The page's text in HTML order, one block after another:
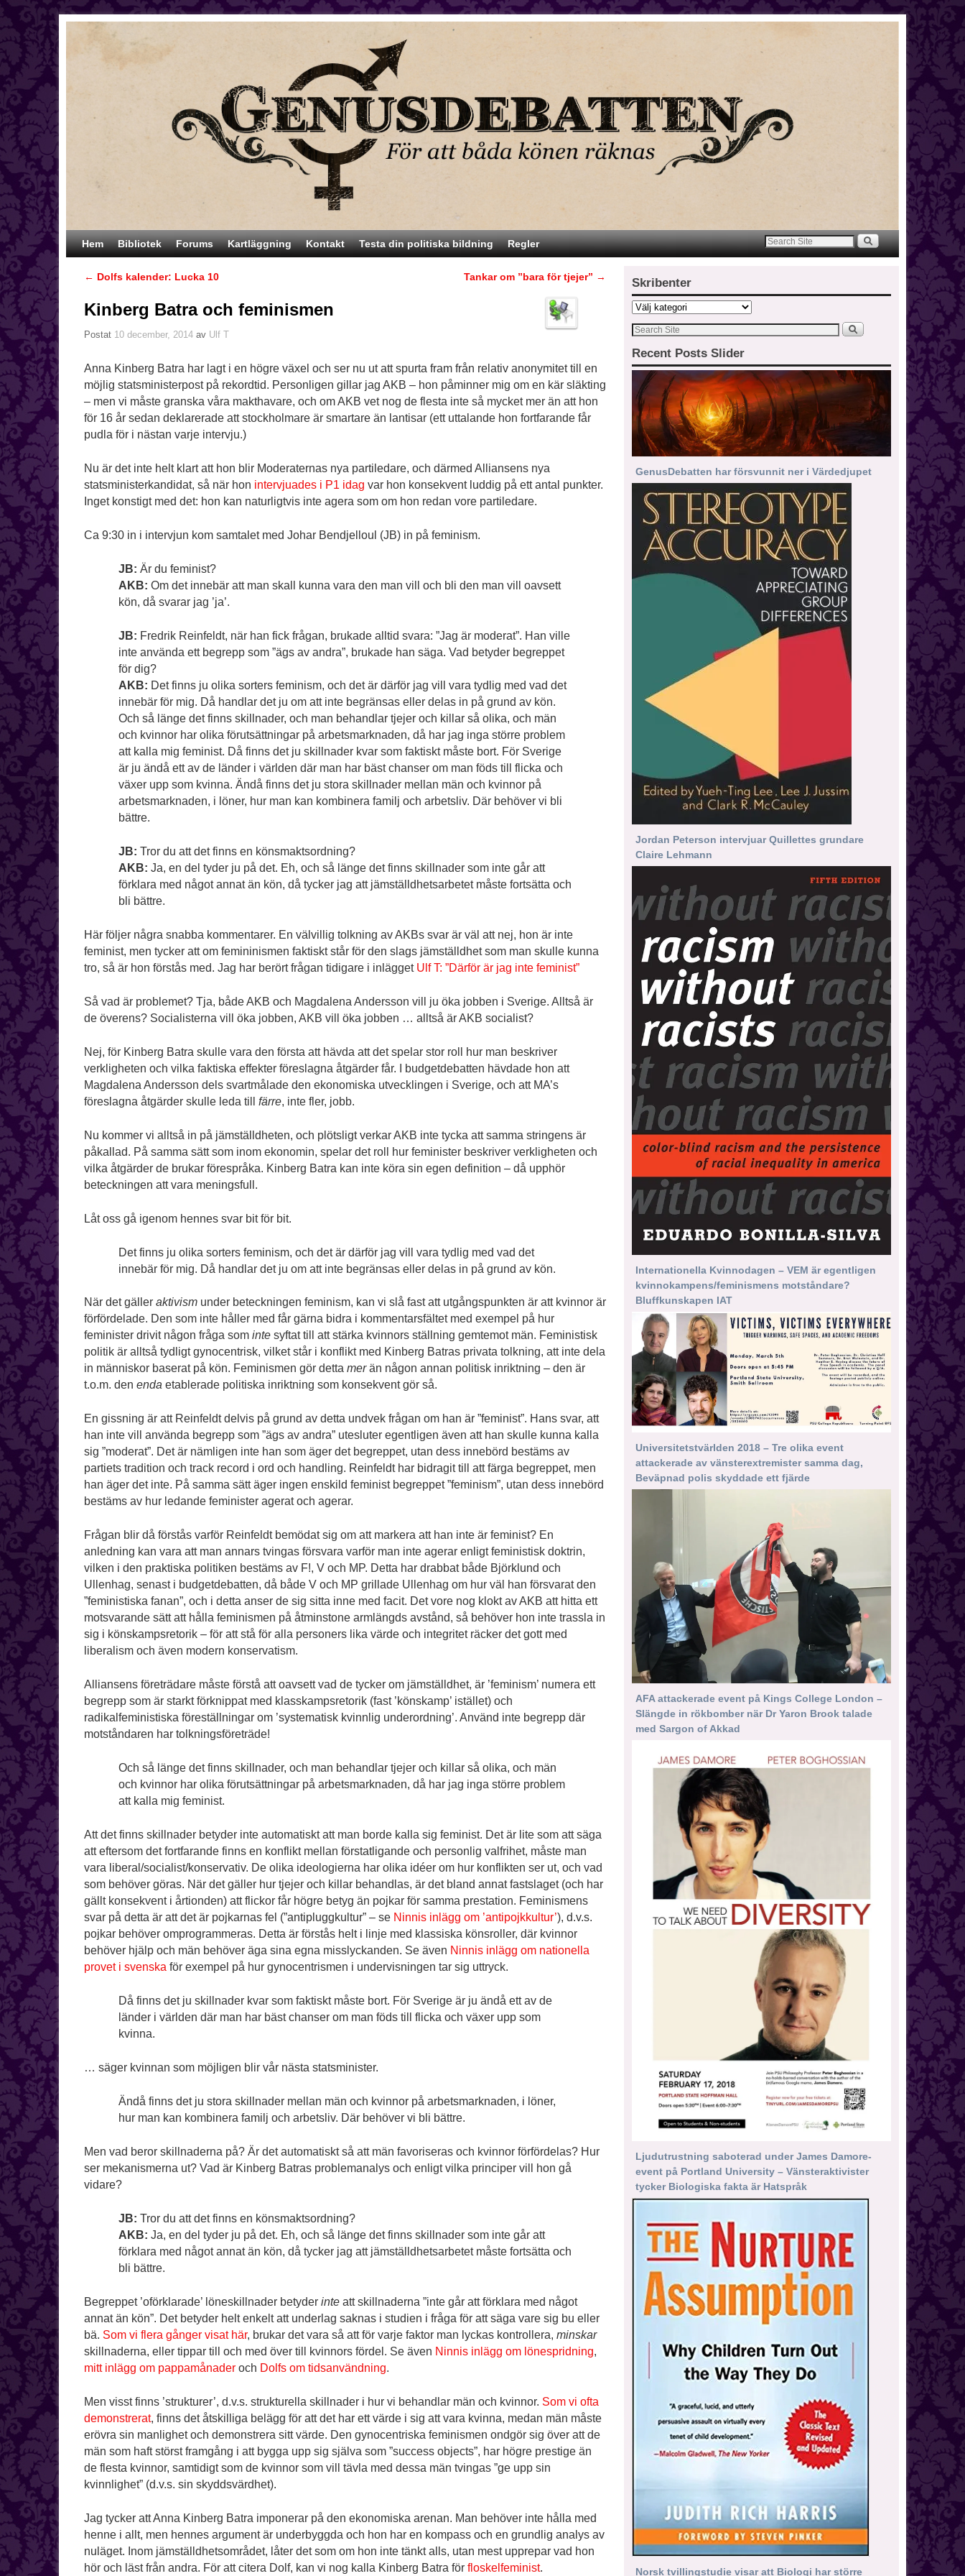
Hoppa till huvudinnehåll
Hoppa till sekundärt innehåll
Hem Bibliotek Forums Kartläggning Kontakt Testa din politiska bildning Regler
Inläggsnavigering
← Dolfs kalender: Lucka 10 Tankar om ”bara för tjejer” →
Kinberg Batra och feminismen
Postat 10 december, 2014 av Ulf T
Anna Kinberg Batra har lagt i en högre växel och ser nu ut att spurta fram från relativ anonymitet till en
möjlig statsministerpost på rekordtid. Personligen gillar jag AKB – hon påminner mig om en kär släkting
– men vi måste granska våra makthavare, och om AKB vet nog de flesta inte så mycket mer än att hon
för 16 år sedan deklarerade att stockholmare är smartare än lantisar (ett uttalande hon fortfarande får
pudla för i nästan varje intervju.)
Nu är det inte helt klart att hon blir Moderaternas nya partiledare, och därmed Alliansens nya
statsministerkandidat, så när hon intervjuades i P1 idag var hon konsekvent luddig på ett antal punkter.
Inget konstigt med det: hon kan naturligtvis inte agera som om hon redan vore partiledare.
Ca 9:30 in i intervjun kom samtalet med Johar Bendjelloul (JB) in på feminism.
JB: Är du feminist?
AKB: Om det innebär att man skall kunna vara den man vill och bli den man vill oavsett
kön, då svarar jag ’ja’.
JB: Fredrik Reinfeldt, när han fick frågan, brukade alltid svara: ”Jag är moderat”. Han ville
inte använda ett begrepp som ”ägs av andra”, brukade han säga. Vad betyder begreppet
för dig?
AKB: Det finns ju olika sorters feminism, och det är därför jag vill vara tydlig med vad det
innebär för mig. Då handlar det ju om att inte begränsas eller delas in på grund av kön.
Och så länge det finns skillnader, och man behandlar tjejer och killar så olika, och män
och kvinnor har olika förutsättningar på arbetsmarknaden, då har jag inga större problem
att kalla mig feminist. Då finns det ju skillnader kvar som faktiskt måste bort. För Sverige
är ju ändå ett av de länder i världen där man har bäst chanser om man föds till flicka och
växer upp som kvinna. Ändå finns det ju stora skillnader mellan män och kvinnor på
arbetsmarknaden, i löner, hur man kan kombinera familj och arbetsliv. Där behöver vi bli
bättre.
JB: Tror du att det finns en könsmaktsordning?
AKB: Ja, en del tyder ju på det. Eh, och så länge det finns skillnader som inte går att
förklara med något annat än kön, då tycker jag att jämställdhetsarbetet måste fortsätta och
bli bättre.
Här följer några snabba kommentarer. En välvillig tolkning av AKBs svar är väl att nej, hon är inte
feminist, men tycker att om femininismen faktiskt står för den slags jämställdhet som man skulle kunna
tro, så är hon förstås med. Jag har berört frågan tidigare i inlägget Ulf T: ”Därför är jag inte feminist”
Så vad är problemet? Tja, både AKB och Magdalena Andersson vill ju öka jobben i Sverige. Alltså är
de överens? Socialisterna vill öka jobben, AKB vill öka jobben … alltså är AKB socialist?
Nej, för Kinberg Batra skulle vara den första att hävda att det spelar stor roll hur man beskriver
verkligheten och vilka faktiska effekter föreslagna åtgärder får. I budgetdebatten hävdade hon att
Magdalena Andersson dels svartmålade den ekonomiska utvecklingen i Sverige, och att MA’s
föreslagna åtgärder skulle leda till färre, inte fler, jobb.
Nu kommer vi alltså in på jämställdheten, och plötsligt verkar AKB inte tycka att samma stringens är
påkallad. På samma sätt som inom ekonomin, spelar det roll hur feminister beskriver verkligheten och
vilka åtgärder de brukar förespråka. Kinberg Batra kan inte köra sin egen definition – då upphör
beteckningen att vara meningsfull.
Låt oss gå igenom hennes svar bit för bit.
Det finns ju olika sorters feminism, och det är därför jag vill vara tydlig med vad det
innebär för mig. Då handlar det ju om att inte begränsas eller delas in på grund av kön.
När det gäller aktivism under beteckningen feminism, kan vi slå fast att utgångspunkten är att kvinnor är
förfördelade. Den som inte håller med får gärna bidra i kommentarsfältet med exempel på hur
feminister drivit någon fråga som inte syftat till att stärka kvinnors ställning gemtemot män. Feministisk
politik är alltså tydligt gynocentrisk, vilket står i konflikt med Kinberg Batras privata tolkning, att inte dela
in människor baserat på kön. Feminismen gör detta merän någon annan politisk inriktning – den är
t.o.m. den enda etablerade politiska inriktning som konsekvent gör så.
En gissning är att Reinfeldt delvis på grund av detta undvek frågan om han är ”feminist”. Hans svar, att
han inte vill använda begrepp som ”ägs av andra” utesluter egentligen även att han skulle kunna kalla
sig ”moderat”. Det är nämligen inte han som äger det begreppet, utan dess innebörd bestäms av
partiets tradition och track record i ord och handling. Reinfeldt har bidragit till att färga begreppet, men
han äger det inte. På samma sätt äger ingen enskild feminist begreppet ”feminism”, utan dess innebörd
bestäms av hur ledande feminister agerat och agerar.
Frågan blir då förstås varför Reinfeldt bemödat sig om att markera att han inte är feminist? En
anledning kan vara att man annars tvingas försvara varför man inte agerar enligt feministisk doktrin,
vilken i den praktiska politiken bestäms av F!, V och MP. Detta har drabbat både Björklund och
Ullenhag, senast i budgetdebatten, då både V och MP grillade Ullenhag om hur väl han försvarat den
”feministiska fanan”, och i detta anser de sig sitta inne med facit. Det vore nog klokt av AKB att hitta ett
motsvarande sätt att hålla feminismen på åtminstone armlängds avstånd, så behöver hon inte trassla in
sig i könskampsretorik – för att stå för alla personers lika värde och integritet räcker det gott med
liberalism och även modern konservatism.
Alliansens företrädare måste förstå att oavsett vad de tycker om jämställdhet, är ’feminism’ numera ett
begrepp som är starkt förknippat med klasskampsretorik (fast ’könskamp’ istället) och
radikalfeministiska föreställningar om ’systematisk kvinnlig underordning’. Använd inte begrepp där
motståndaren har tolkningsföreträde!
Och så länge det finns skillnader, och man behandlar tjejer och killar så olika, och män
och kvinnor har olika förutsättningar på arbetsmarknaden, då har jag inga större problem
att kalla mig feminist.
Att det finns skillnader betyder inte automatiskt att man borde kalla sig feminist. Det är lite som att säga
att eftersom det fortfarande finns en konflikt mellan förstatligande och personlig valfrihet, måste man
vara liberal/socialist/konservativ. De olika ideologierna har olika idéer om hur konflikten ser ut, och vad
som behöver göras. När det gäller hur tjejer och killar behandlas, är det bland annat fastslaget (och har
gällt konsekvent i årtionden) att flickor får högre betyg än pojkar för samma prestation. Feminismens
svar på detta är att det är pojkarnas fel (”antipluggkultur” – se Ninnis inlägg om ’antipojkkultur’), d.v.s.
pojkar behöver omprogrammeras. Detta är förstås helt i linje med klassiska könsroller, där kvinnor
behöver hjälp och män behöver äga sina egna misslyckanden. Se även Ninnis inlägg om nationella
provet i svenska för exempel på hur gynocentrismen i undervisningen tar sig uttryck.
Då finns det ju skillnader kvar som faktiskt måste bort. För Sverige är ju ändå ett av de
länder i världen där man har bäst chanser om man föds till flicka och växer upp som
kvinna.
… säger kvinnan som möjligen blir vår nästa statsminister.
Ändå finns det ju stora skillnader mellan män och kvinnor på arbetsmarknaden, i löner,
hur man kan kombinera familj och arbetsliv. Där behöver vi bli bättre.
Men vad beror skillnaderna på? Är det automatiskt så att män favoriseras och kvinnor förfördelas? Hur
ser mekanismerna ut? Vad är Kinberg Batras problemanalys och enligt vilka principer vill hon gå
vidare?
JB: Tror du att det finns en könsmaktsordning?
AKB: Ja, en del tyder ju på det. Eh, och så länge det finns skillnader som inte går att
förklara med något annat än kön, då tycker jag att jämställdhetsarbetet måste fortsätta och
bli bättre.
Begreppet ’oförklarade’ löneskillnader betyder inte att skillnaderna ”inte går att förklara med något
annat än kön”. Det betyder helt enkelt att underlag saknas i studien i fråga för att säga vare sig bu eller
bä. Som vi flera gånger visat här, brukar det vara så att för varje faktor man lyckas kontrollera, minskar
skillnaderna, eller tippar till och med över till kvinnors fördel. Se även Ninnis inlägg om lönespridning,
mitt inlägg om pappamånader och Dolfs om tidsanvändning.
Men visst finns ’strukturer’, d.v.s. strukturella skillnader i hur vi behandlar män och kvinnor. Som vi ofta
demonstrerat, finns det åtskilliga belägg för att det har ett värde i sig att vara kvinna, medan män måste
erövra sin manlighet och demonstrera sitt värde. Den gynocentriska feminismen ondgör sig över att de
män som haft störst framgång i att bygga upp sig själva som ”success objects”, har högre prestige än
de flesta kvinnor, samtidigt som de kvinnor som vill tävla med dessa män tvingas ”ge upp sin
kvinnlighet” (d.v.s. sin skyddsvärdhet).
Jag tycker att Anna Kinberg Batra imponerar på den ekonomiska arenan. Man behöver inte hålla med
henne i allt, men hennes argument är underbyggda och hon har en kompass och en grundlig analys av
nuläget. Inom jämställdhetsområdet, låter det som om hon inte tänkt alls, utan mest upprepar vad hon
hör och läst från andra. För att citera Dolf, kan vi nog kalla Kinberg Batra för floskelfeminist.
Skribenter
Recent Posts Slider
GenusDebatten har försvunnit ner i Värdedjupet
Jordan Peterson intervjuar Quillettes grundare
Claire Lehmann
Internationella Kvinnodagen – VEM är egentligen
kvinnokampens/feminismens motståndare?
Bluffkunskapen IAT
Universitetstvärlden 2018 – Tre olika event
attackerade av vänsterextremister samma dag,
Beväpnad polis skyddade ett fjärde
AFA attackerade event på Kings College London –
Slängde in rökbomber när Dr Yaron Brook talade
med Sargon of Akkad
Ljudutrustning saboterad under James Damore-
event på Portland University – Vänsteraktivister
tycker Biologiska fakta är Hatspråk
Norsk tvillingstudie visar att Biologi har större